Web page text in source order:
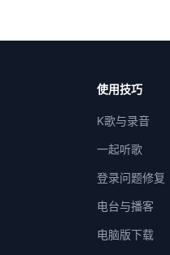
使用技巧
K歌与录音
一起听歌
登录问题修复
电台与播客
电脑版下载